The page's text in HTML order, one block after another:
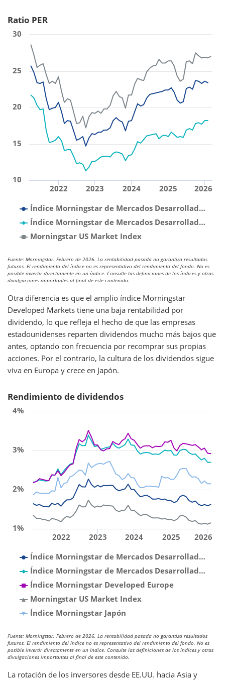
Ratio PER
Índice Morningstar de Mercados Desarrollad…
Índice Morningstar de Mercados Desarrollad…
Morningstar US Market Index
2022 2023 2024 2025 2026
10
15
20
25
30
Fuente: Morningstar. Febrero de 2026. La rentabilidad pasada no garantiza resultados
futuros. El rendimiento del índice no es representativo del rendimiento del fondo. No es
posible invertir directamente en un índice. Consulte las definiciones de los índices y otras
divulgaciones importantes al final de este contenido.
Otra diferencia es que el amplio índice Morningstar
Developed Markets tiene una baja rentabilidad por
dividendo, lo que refleja el hecho de que las empresas
estadounidenses reparten dividendos mucho más bajos que
antes, optando con frecuencia por recomprar sus propias
acciones. Por el contrario, la cultura de los dividendos sigue
viva en Europa y crece en Japón.
Rendimiento de dividendos
Índice Morningstar de Mercados Desarrollad…
Índice Morningstar de Mercados Desarrollad…
Índice Morningstar Developed Europe
Morningstar US Market Index
Índice Morningstar Japón
2022 2023 2024 2025 2026
1%
2%
3%
4%
Fuente: Morningstar. Febrero de 2026. La rentabilidad pasada no garantiza resultados
futuros. El rendimiento del índice no es representativo del rendimiento del fondo. No es
posible invertir directamente en un índice. Consulte las definiciones de los índices y otras
divulgaciones importantes al final de este contenido.
La rotación de los inversores desde EE.UU. hacia Asia y